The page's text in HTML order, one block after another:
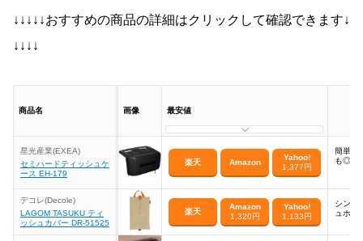
↓↓↓↓↓おすすめの商品の詳細はクリックして確認できます↓
↓↓↓↓
商品名 画像 最安値
星光産業(EXEA)
セミハードティッシュケ
ース EH-179
楽天 Amazon
Yahoo!
1,377円
簡単取
も◎
デコレ(Decole)
LAGOM TASUKU ティ
ッシュカバー DR-51525
楽天
Amazon
1,320円
Yahoo!
1,133円
シンプ
ュホル